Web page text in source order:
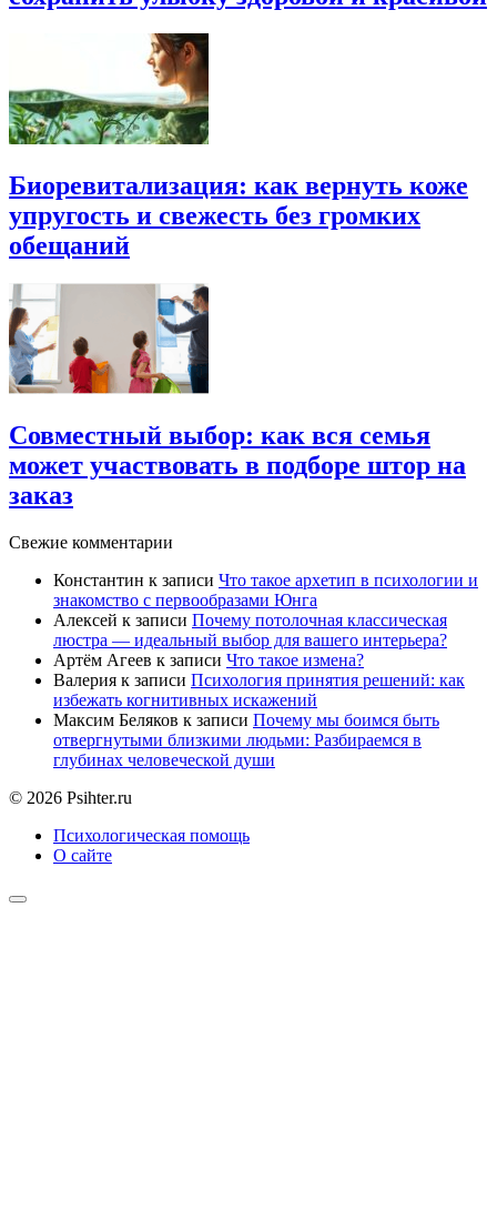
Биоревитализация: как вернуть коже
упругость и свежесть без громких
обещаний
Совместный выбор: как вся семья
может участвовать в подборе штор на
заказ
Свежие комментарии
Константин к записи Что такое архетип в психологии и
знакомство с первообразами Юнга
Алексей к записи Почему потолочная классическая
люстра — идеальный выбор для вашего интерьера?
Артём Агеев к записи Что такое измена?
Валерия к записи Психология принятия решений: как
избежать когнитивных искажений
Максим Беляков к записи Почему мы боимся быть
отвергнутыми близкими людьми: Разбираемся в
глубинах человеческой души
© 2026 Psihter.ru
Психологическая помощь
О сайте